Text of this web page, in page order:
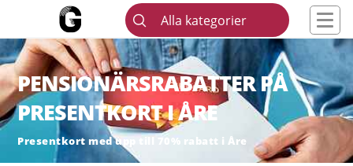
Alla kategorier
PENSIONÄRSRABATTER PÅ
PRESENTKORT I ÅRE
Presentkort med upp till 70% rabatt i Åre